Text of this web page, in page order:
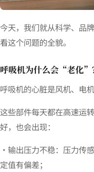
今天，我们就从科学、品
看这个问题的全貌。
呼吸机为什么会“老化”
呼吸机的心脏是风机、电
这些部件每天都在高速运
好，也会出现：
・输出压力不稳：压力传
定值有偏差；